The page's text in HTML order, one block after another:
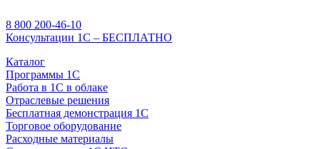
8 800 200-46-10
Консультации 1С – БЕСПЛАТНО
Каталог
Программы 1С
Работа в 1С в облаке
Отраслевые решения
Бесплатная демонстрация 1С
Торговое оборудование
Расходные материалы